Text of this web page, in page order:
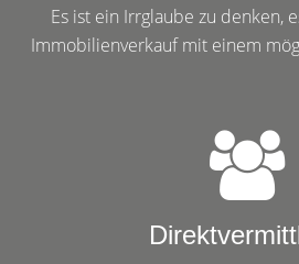
Es ist ein Irrglaube zu denken,
Immobilienverkauf mit einem